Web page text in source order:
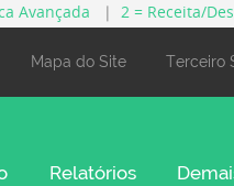
Avançada | 2 = Receita/
Mapa do Site Terceiro
Relatórios